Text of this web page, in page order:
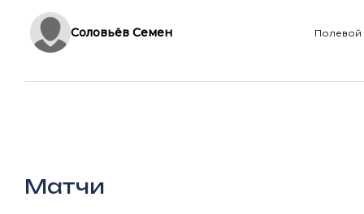
Соловьёв Семен Полевой
Матчи